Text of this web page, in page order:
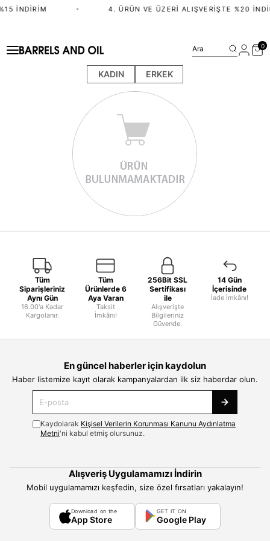
İNDIRIM • 4. ÜRÜN VE ÜZERI ALIŞVERIŞTE %20
KADIN ERKEK
Ara 0
Tüm
Siparişleriniz
Aynı Gün
16.00'a Kadar
Kargolanır.
Tüm
Ürünlerde 6
Aya Varan
Taksit
İmkânı!
256Bit SSL
Sertifikası
ile
Alışverişte
Bilgileriniz
Güvende.
14 Gün
İçerisinde
İade İmkânı!
En güncel haberler için kaydolun
Haber listemize kayıt olarak kampanyalardan ilk siz haberdar olun.
Kaydolarak Kişisel Verilerin Korunması Kanunu Aydınlatma
Metni'ni kabul etmiş olursunuz.
Alışveriş Uygulamamızı İndirin
Mobil uygulamamızı keşfedin, size özel fırsatları yakalayın!
Download on the
App Store
GET IT ON
Google Play